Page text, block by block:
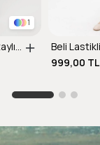
1
Beli ve Eteği Lastik Detaylı Keten Etek-CAMEL
999,00 TL